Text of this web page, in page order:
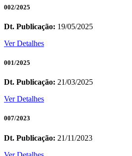
002/2025
Dt. Publicação: 19/05/2025
Ver Detalhes
001/2025
Dt. Publicação: 21/03/2025
Ver Detalhes
007/2023
Dt. Publicação: 21/11/2023